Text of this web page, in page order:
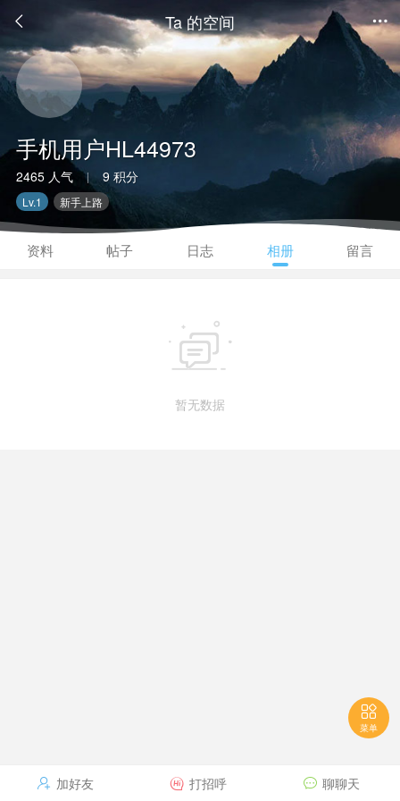
 Ta 的空间 
手机用户HL44973
2465 人气 | 9 积分
Lv.1 新手上路
资料 帖子 日志 相册 留言

暂无数据
 加好友  打招呼  聊聊天

菜单